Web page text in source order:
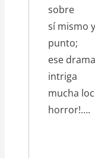
sobre
sí mismo
punto;
ese
intriga
mucha
horror!….